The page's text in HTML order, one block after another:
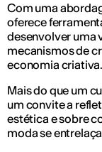
Com uma
oferece
desenvolver uma
mecanismos de
economia criativa.
Mais do que um
um convite a
estética e sobre
moda se